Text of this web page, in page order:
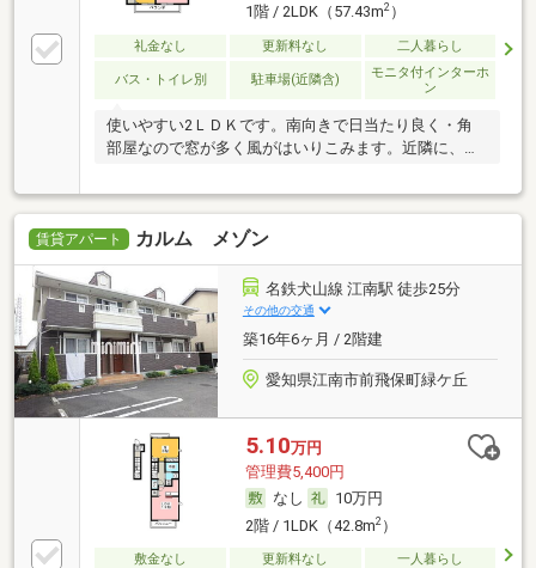
1階 / 2LDK（57.43m2）
礼金なし 更新料なし 二人暮らし
バス・トイレ別 駐車場(近隣含)
モニタ付インターホ
ン
使いやすい2ＬＤＫです。南向きで日当たり良く・角
部屋なので窓が多く風がはいりこみます。近隣に、ス
賃貸アパート カルム メゾン
名鉄犬山線 江南駅 徒歩25分
その他の交通
築16年6ヶ月 / 2階建
愛知県江南市前飛保町緑ケ丘
5.10万円
管理費5,400円
なし
10万円
2階 / 1LDK（42.8m2）
敷金なし 更新料なし
一人暮らし